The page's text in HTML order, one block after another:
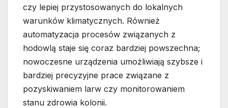
czy lepiej przystosowanych do lokalnych
warunków klimatycznych. Również
automatyzacja procesów związanych z
hodowlą staje się coraz bardziej powszechna;
nowoczesne urządzenia umożliwiają szybsze i
bardziej precyzyjne prace związane z
pozyskiwaniem larw czy monitorowaniem
stanu zdrowia kolonii.